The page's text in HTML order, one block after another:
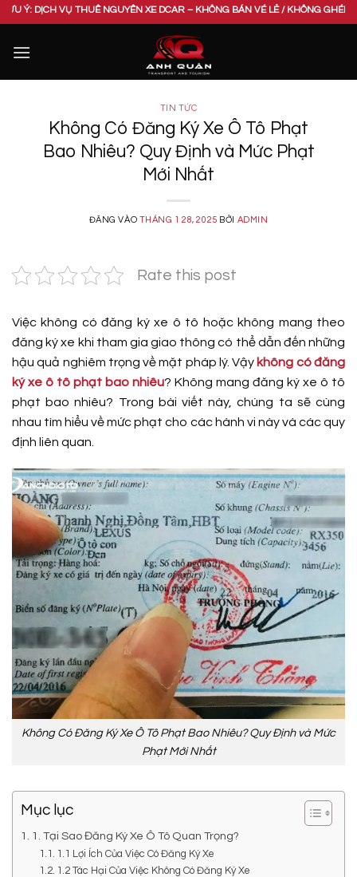
Bỏ
nội
VỤ THUÊ NGUYÊN XE DCAR – KHÔNG BÁN VÉ LẺ / KHÔNG GHÉP CHUNG
TIN TỨC
Không Có Đăng Ký Xe Ô Tô Phạt
Bao Nhiêu? Quy Định và Mức Phạt
Mới Nhất
ĐĂNG VÀO THÁNG 1 28, 2025 BỞI ADMIN
Rate this post
Việc không có đăng ký xe ô tô hoặc không mang theo
đăng ký xe khi tham gia giao thông có thể dẫn đến những
hậu quả nghiêm trọng về mặt pháp lý. Vậy không có đăng
ký xe ô tô phạt bao nhiêu? Không mang đăng ký xe ô tô
phạt bao nhiêu? Trong bài viết này, chúng ta sẽ cùng
nhau tìm hiểu về mức phạt cho các hành vi này và các quy
định liên quan.
Không Có Đăng Ký Xe Ô Tô Phạt Bao Nhiêu? Quy Định và Mức
Phạt Mới Nhất
Mục lục
1. Tại Sao Đăng Ký Xe Ô Tô Quan Trọng?
1.1 Lợi Ích Của Việc Có Đăng Ký Xe
1.2 Tác Hại Của Việc Không Có Đăng Ký Xe